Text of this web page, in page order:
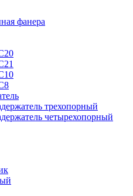
фанера
трехопорный
четырехопорный